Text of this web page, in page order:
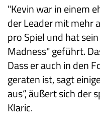
"Kevin war in einem
der Leader mit mehr
pro Spiel und hat
Madness" geführt.
Dass er auch in den
geraten ist, sagt
aus“, äußert sich der
Klaric.